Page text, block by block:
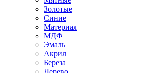
Золотые
Синие
Материал
МДФ
Эмаль
Акрил
Береза
Дерево